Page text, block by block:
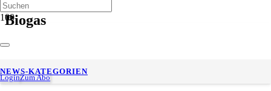
LoginZum Abo
NEWS-KATEGORIEN
Biogas
Biomethan als Kraftstoff: Landwirtschaftliche Biogasanlagen
wirtschaftlich weiterbetreiben